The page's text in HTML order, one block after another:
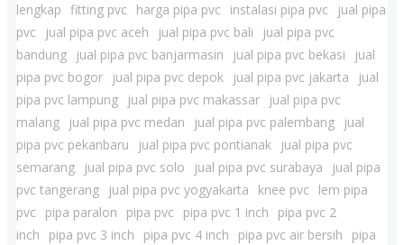
lengkap fitting pvc harga pipa pvc instalasi pipa pvc
jual pipa
pvc
jual pipa pvc aceh jual pipa pvc bali
jual pipa pvc
bandung
jual pipa pvc banjarmasin jual pipa pvc bekasi
jual
pipa pvc bogor
jual pipa pvc depok jual pipa pvc jakarta
jual
pipa pvc lampung
jual pipa pvc makassar
jual pipa pvc
malang
jual pipa pvc medan jual pipa pvc palembang
jual
pipa pvc pekanbaru
jual pipa pvc pontianak
jual pipa pvc
semarang
jual pipa pvc solo jual pipa pvc surabaya
jual pipa
pvc tangerang
jual pipa pvc yogyakarta knee pvc
lem pipa
pvc
pipa paralon pipa pvc pipa pvc 1 inch
pipa pvc 2
inch
pipa pvc 3 inch pipa pvc 4 inch pipa pvc air bersih
pipa